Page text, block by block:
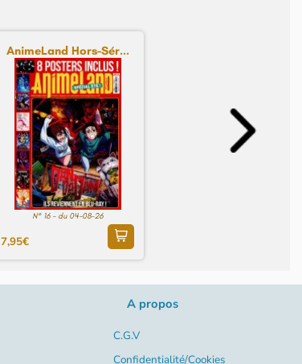
AnimeLand Hors-Sér...
N° 16 - du 04-08-26
7,95€
A propos
C.G.V
Confidentialité/Cookies